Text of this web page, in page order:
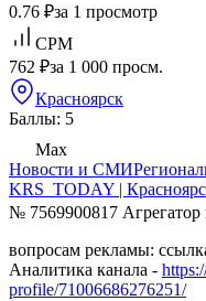
0.76 ₽за 1 просмотр
CPM
762 ₽за 1 000 просм.
Красноярск
Баллы: 5
Max
Новости и СМИ
KRS_TODAY |
№ 7569900817
вопросам рекламы:
Аналитика канала -
profile/71006686276251/